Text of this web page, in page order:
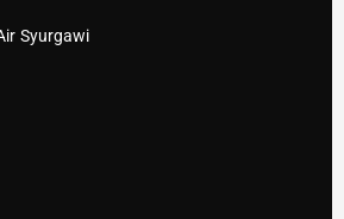
Syurgawi